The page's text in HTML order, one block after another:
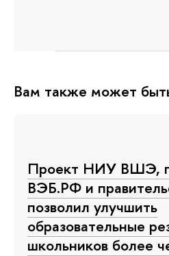
Вам также может
Проект НИУ ВШЭ,
ВЭБ.РФ и
позволил улучшить
образовательные
школьников более